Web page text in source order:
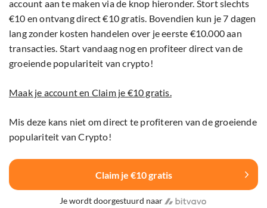
account aan te maken via de knop hieronder. Stort slechts
€10 en ontvang direct €10 gratis. Bovendien kun je 7 dagen
lang zonder kosten handelen over je eerste €10.000 aan
transacties. Start vandaag nog en profiteer direct van de
groeiende populariteit van crypto!
Maak je account en Claim je €10 gratis.
Mis deze kans niet om direct te profiteren van de groeiende
populariteit van Crypto!
Claim je €10 gratis
Je wordt doorgestuurd naar